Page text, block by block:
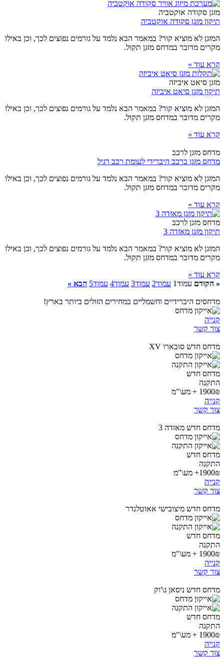
מזגן סקודה אוקטביה
תיקון מזגן סקודה אוקטביה
המזגן לא מוציא קור? במאמר הבא נלמד על גורמים נפוצים לכך, וכן באילו
מקרים מדובר במדחס מזגן תקול.
קרא עוד »
מזגן סיאט איביזה
תיקון מזגן סיאט איביזה
המזגן לא מוציא קור? במאמר הבא נלמד על גורמים נפוצים לכך, וכן באילו
מקרים מדובר במדחס מזגן תקול.
קרא עוד »
מדחס מזגן לרכב
מדחס מזגן ברכב היברידי לעומת רכב רגיל
המזגן לא מוציא קור? במאמר הבא נלמד על גורמים נפוצים לכך, וכן באילו
מקרים מדובר במדחס מזגן תקול.
קרא עוד »
מדחס מזגן לרכב
תיקון מזגן מאזדה 3
המזגן לא מוציא קור? במאמר הבא נלמד על גורמים נפוצים לכך, וכן באילו
מקרים מדובר במדחס מזגן תקול.
קרא עוד »
« הקודם עמוד1 עמוד2 עמוד3 עמוד4 עמוד5 הבא »
מדחסים היברידיים וחשמליים במחירים הזולים ביותר בארץ!
קנייה
צור קשר
מדחס חדש סובארו XV
מדחס חדש
התקנה
1900₪ + מע\"מ
קנייה
צור קשר
מדחס חדש מאזדה 3
מדחס חדש
התקנה
1900₪+ מע\"מ
קנייה
צור קשר
מדחס חדש מיצובישי אאוטלנדר
מדחס חדש
התקנה
1900₪ + מע\"מ
קנייה
צור קשר
מדחס חדש ניסאן ג\'וק
מדחס חדש
התקנה
1900₪ + מע\"מ
קנייה
צור קשר